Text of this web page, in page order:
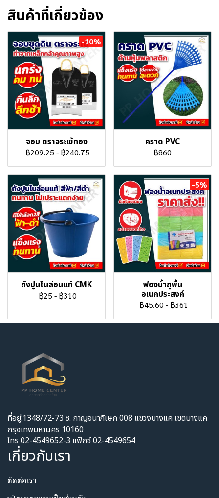
สินค้าที่เกี่ยวข้อง
-10%
จอบ ตราจระเข้ทอง
฿209.25 - ฿240.75
คราด PVC
฿860
ถังปูนไนล่อนแท้ CMK
฿25 - ฿310
-5%
ฟองน้ำถูพื้น
อเนกประสงค์
฿45.60 - ฿361
ที่อยู่:1348/72-73 ซ. กาญจนาภิเษก 008 แขวงบางแค เขตบางแค
กรุงเทพมหานคร 10160
โทร 02-4549652-3 แฟ็กซ์ 02-4549654
เกี่ยวกับเรา
ติดต่อเรา